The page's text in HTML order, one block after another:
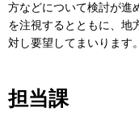
方などについて検討が進
を注視するとともに、地
対し要望してまいります。
担当課